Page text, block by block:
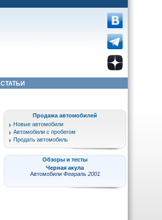
СТАТЬИ
Продажа автомобилей
Новые автомобили
Автомобили с пробегом
Продать автомобиль
Обзоры и тесты
Черная акула
АвтомобилиФевраль 2001